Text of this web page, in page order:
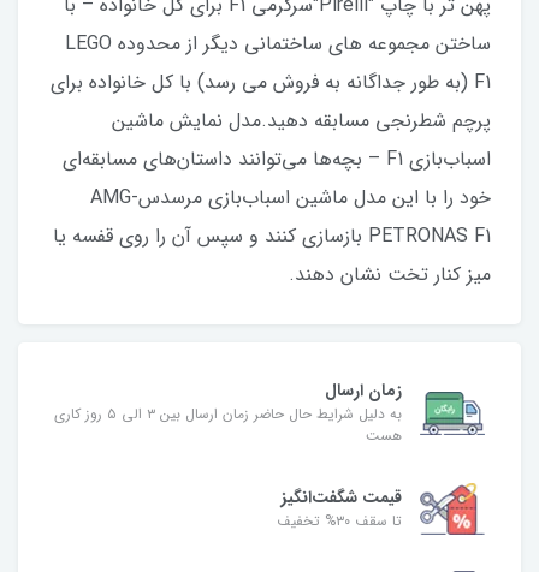
ساختن مجموعه های ساختمانی دیگر از محدوده LEGO
F1 (به طور جداگانه به فروش می رسد) با کل خانواده برای
پرچم شطرنجی مسابقه دهید.مدل نمایش ماشین
اسباب‌بازی F1 – بچه‌ها می‌توانند داستان‌های مسابقه‌ای
خود را با این مدل ماشین اسباب‌بازی مرسدس-AMG
PETRONAS F1 بازسازی کنند و سپس آن را روی قفسه یا
میز کنار تخت نشان دهند.
زمان ارسال
به دلیل شرایط حال حاضر زمان ارسال بین ۳ الی ۵ روز کاری
هست
قیمت شگفت‌انگیز
تا سقف ۳۰% تخفیف